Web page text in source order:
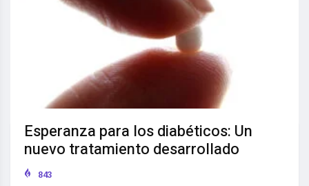
Esperanza para los diabéticos: Un
nuevo tratamiento desarrollado
843